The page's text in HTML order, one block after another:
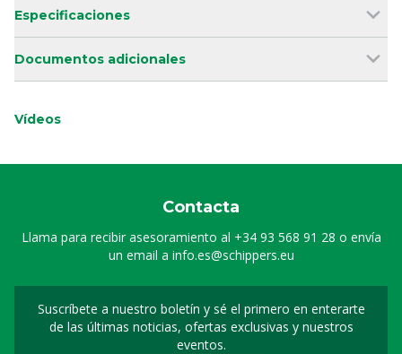
Especificaciones
Documentos adicionales
Vídeos
Contacta
Llama para recibir asesoramiento al +34 93 568 91 28 o envía
un email a info.es@schippers.eu
Suscríbete a nuestro boletín y sé el primero en enterarte
de las últimas noticias, ofertas exclusivas y nuestros
eventos.
Suscripción a nuestro